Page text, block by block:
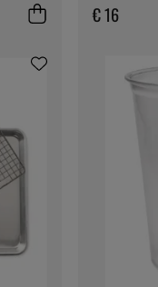
€ 16